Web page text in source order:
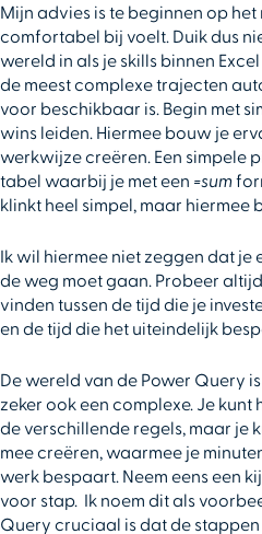
Mijn advies is te beginnen op
comfortabel bij voelt. Duik dus
wereld in als je skills binnen
de meest complexe trajecten
voor beschikbaar is. Begin met
wins leiden. Hiermee bouw je
werkwijze creëren. Een simpele
tabel waarbij je met een =sum
klinkt heel simpel, maar hiermee
Ik wil hiermee niet zeggen dat
de weg moet gaan. Probeer
vinden tussen de tijd die je
en de tijd die het uiteindelijk
De wereld van de Power Query
zeker ook een complexe. Je
de verschillende regels, maar je
mee creëren, waarmee je
werk bespaart. Neem eens een
voor stap. Ik noem dit als
Query cruciaal is dat de